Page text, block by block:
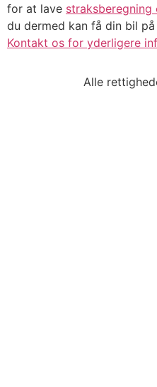
for at lave
du dermed kan få din bil
Kontakt os for yderligere
Alle